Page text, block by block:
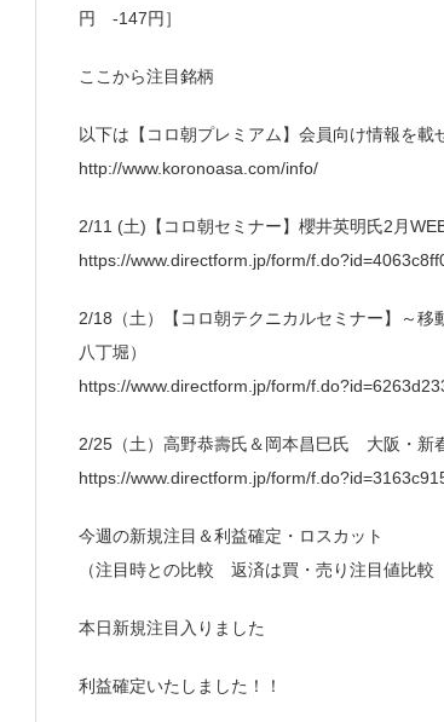
円 -147円］
ここから注目銘柄
以下は【コロ朝プレミアム】会員向け情報を載
http://www.koronoasa.com/info/
2/11 (土)【コロ朝セミナー】櫻井英明氏2月
https://www.directform.jp/form/
2/18（土）【コロ朝テクニカルセミナー】～移
八丁堀）
https://www.directform.jp/form/
2/25（土）高野恭壽氏＆岡本昌巳氏 大阪・
https://www.directform.jp/form/
今週の新規注目＆利益確定・ロスカット
（注目時との比較 返済は買・売り注目値比
本日新規注目入りました
利益確定いたしました！！